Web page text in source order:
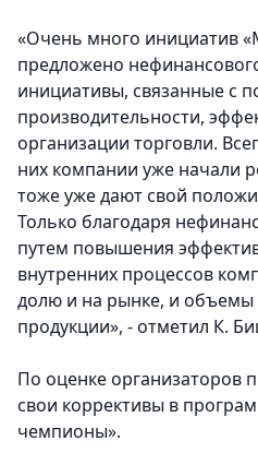
«Очень много инициатив
предложено
инициативы, связанные с
производительности,
организации торговли.
них компании уже начали
тоже уже дают свой
Только благодаря
путем повышения
внутренних процессов
долю и на рынке, и объемы
продукции», - отметил К.
По оценке организаторов
свои коррективы в
чемпионы».